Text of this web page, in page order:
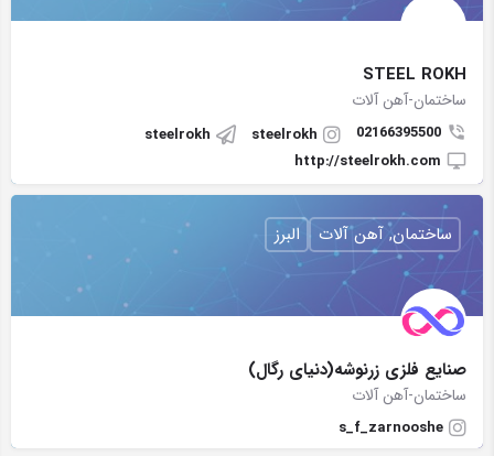
STEEL ROKH
ساختمان-آهن آلات
02166395500
steelrokh
steelrokh
http://steelrokh.com
صنایع فلزی زرنوشه(دنیای رگال)
ساختمان-آهن آلات
s_f_zarnooshe
ساختمان, آهن آلات البرز